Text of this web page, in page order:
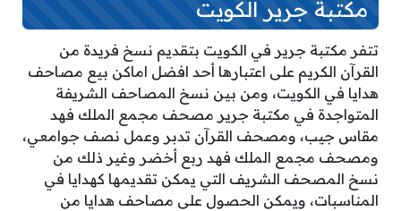
مكتبة جرير الكويت
تتفر مكتبة جرير في الكويت بتقديم نسخ فريدة من
القرآن الكريم على اعتبارها أحد افضل اماكن بيع مصاحف
هدايا في الكويت، ومن بين نسخ المصاحف الشريفة
المتواجدة في مكتبة جرير مصحف مجمع الملك فهد
مقاس جيب، ومصحف القرآن تدبر وعمل نصف جوامعي،
ومصحف مجمع الملك فهد ربع أخضر وغير ذلك من
نسخ المصحف الشريف التي يمكن تقديمها كهدايا في
المناسبات، ويمكن الحصول على مصاحف هدايا من